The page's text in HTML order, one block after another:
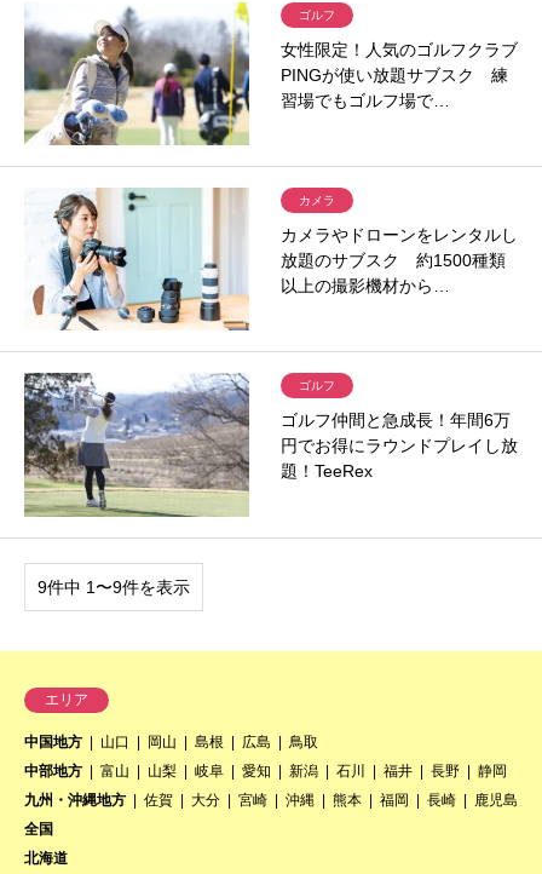
ゴルフ
女性限定！人気のゴルフクラブ
PINGが使い放題サブスク 練
習場でもゴルフ場で…
カメラ
カメラやドローンをレンタルし
放題のサブスク 約1500種類
以上の撮影機材から…
ゴルフ
ゴルフ仲間と急成長！年間6万
円でお得にラウンドプレイし放
題！TeeRex
9件中 1〜9件を表示
エリア
中国地方 山口 岡山 島根 広島
鳥取
中部地方
富山 山梨 岐阜 愛知 新潟 石川 福井 長野
静岡
九州・沖縄地方
佐賀 大分 宮崎 沖縄 熊本 福岡 長崎
鹿児島
全国
北海道